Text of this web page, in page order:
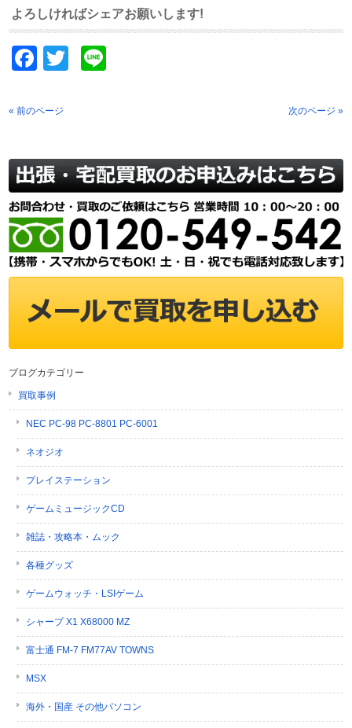
よろしければシェアお願いします!
Facebook
Twitter
« 前のページ 次のページ »
ブログカテゴリー
買取事例
NEC PC-98 PC-8801 PC-6001
ネオジオ
プレイステーション
ゲームミュージックCD
雑誌・攻略本・ムック
各種グッズ
ゲームウォッチ・LSIゲーム
シャープ X1 X68000 MZ
富士通 FM-7 FM77AV TOWNS
MSX
海外・国産 その他パソコン